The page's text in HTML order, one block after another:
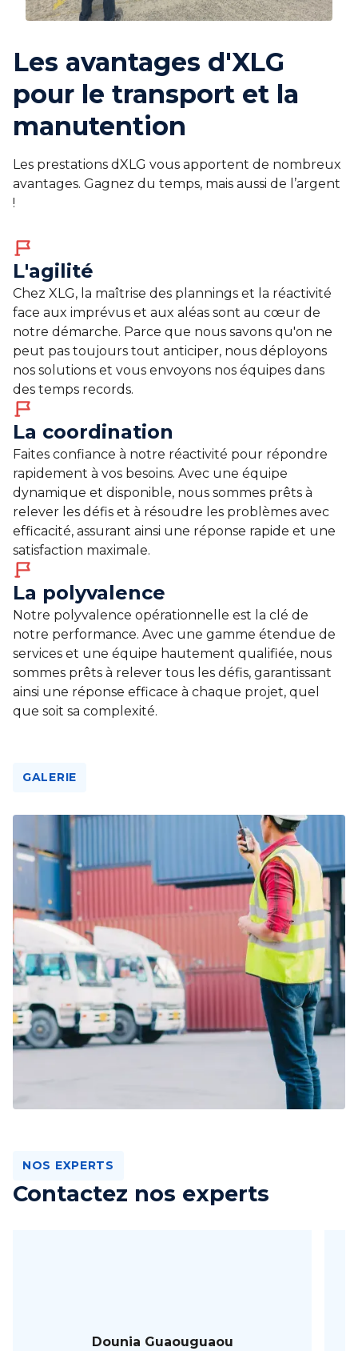
Les avantages d'XLG
pour le transport et la
manutention
Les prestations dXLG vous apportent de nombreux
avantages. Gagnez du temps, mais aussi de l’argent
!
L'agilité
Chez XLG, la maîtrise des plannings et la réactivité
face aux imprévus et aux aléas sont au cœur de
notre démarche. Parce que nous savons qu'on ne
peut pas toujours tout anticiper, nous déployons
nos solutions et vous envoyons nos équipes dans
des temps records.
La coordination
Faites confiance à notre réactivité pour répondre
rapidement à vos besoins. Avec une équipe
dynamique et disponible, nous sommes prêts à
relever les défis et à résoudre les problèmes avec
efficacité, assurant ainsi une réponse rapide et une
satisfaction maximale.
La polyvalence
Notre polyvalence opérationnelle est la clé de
notre performance. Avec une gamme étendue de
services et une équipe hautement qualifiée, nous
sommes prêts à relever tous les défis, garantissant
ainsi une réponse efficace à chaque projet, quel
que soit sa complexité.
GALERIE
NOS EXPERTS
Contactez nos experts
Dounia Guaouguaou